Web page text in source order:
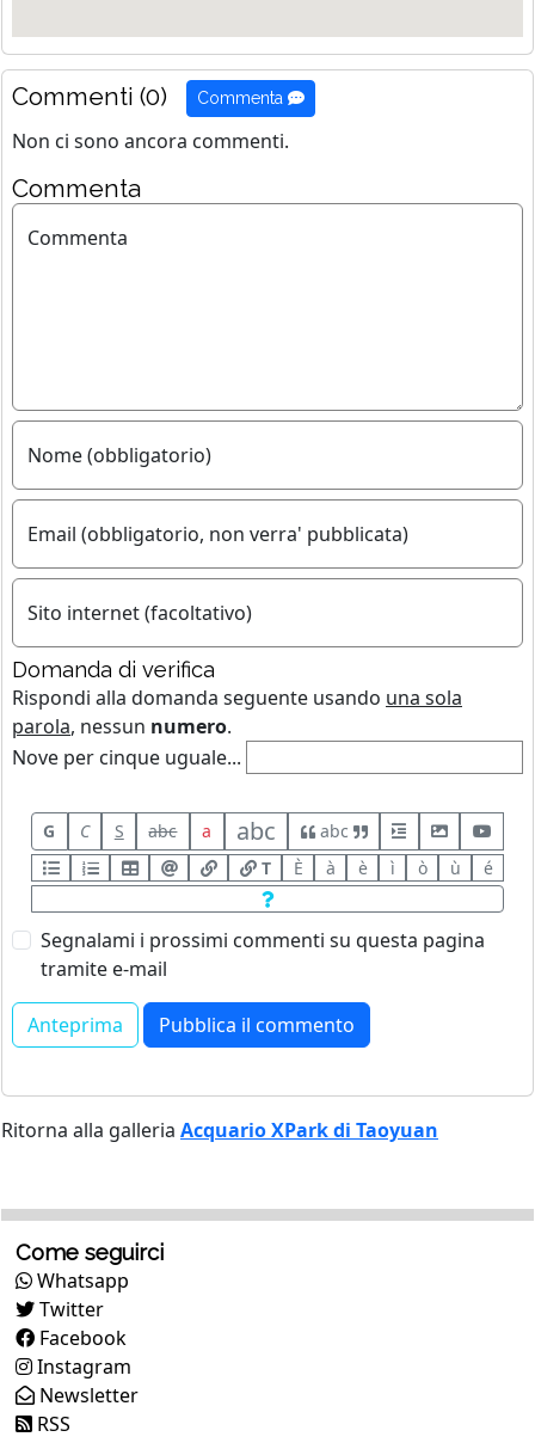
Commenti (0) Commenta
Non ci sono ancora commenti.
Commenta
Commenta
Nome (obbligatorio)
Email (obbligatorio, non verra' pubblicata)
Sito internet (facoltativo)
Domanda di verifica
Rispondi alla domanda seguente usando una sola
parola, nessun numero.
Nove per cinque uguale...
G C S abc a abc
abc
T
È à è ì ò ù é
Segnalami i prossimi commenti su questa pagina
tramite e-mail
Ritorna alla galleria Acquario XPark di Taoyuan
Come seguirci
Whatsapp
Twitter
Facebook
Instagram
Newsletter
RSS